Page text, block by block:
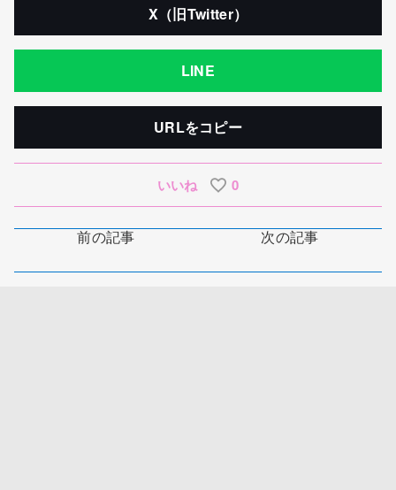
X（旧Twitter）
LINE
URLをコピー
いいね 0
前の記事 次の記事